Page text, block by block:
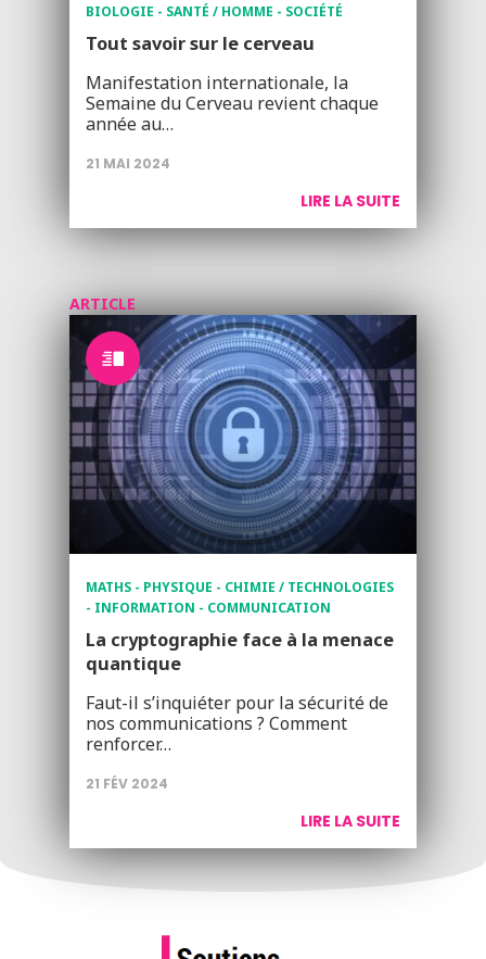
BIOLOGIE - SANTÉ / HOMME - SOCIÉTÉ
Tout savoir sur le cerveau
Manifestation internationale, la
Semaine du Cerveau revient chaque
année au…
21 MAI 2024
LIRE LA SUITE
ARTICLE
MATHS - PHYSIQUE - CHIMIE / TECHNOLOGIES
- INFORMATION - COMMUNICATION
La cryptographie face à la menace
quantique
Faut-il s’inquiéter pour la sécurité de
nos communications ? Comment
renforcer…
21 FÉV 2024
LIRE LA SUITE